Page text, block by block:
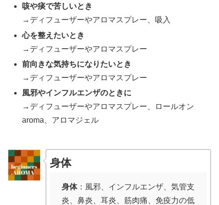
咳や痰で苦しいとき
→ディフューザーやアロマスプレー、吸入
心を整えたいとき
→ディフューザーやアロマスプレー
前向きな気持ちになりたいとき
→ディフューザーやアロマスプレー
風邪やインフルエンザのときに
→ディフューザーやアロマスプレー、ロールオン
aroma、アロマジェル
身体
身体：風邪、インフルエンザ、気管支
炎、鼻炎、耳炎、筋肉痛、免疫力の低